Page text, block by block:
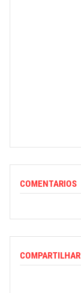
COMENTARIOS
COMPARTILHAR